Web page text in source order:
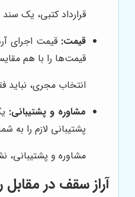
قرارداد کتبی، یک
قیمت: قیمت اجرای
قیمت‌ها را با هم
انتخاب مجری،
مشاوره و پشتیبانی:
پشتیبانی لازم را به
مشاوره و
آراز سقف در مقابل